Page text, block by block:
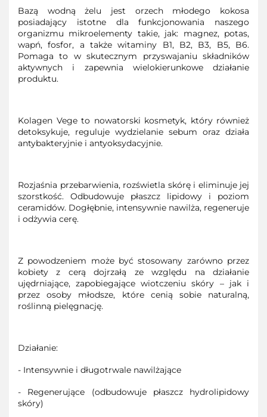
Bazą wodną żelu jest orzech młodego kokosa
posiadający istotne dla funkcjonowania naszego
organizmu mikroelementy takie, jak: magnez, potas,
wapń, fosfor, a także witaminy B1, B2, B3, B5, B6.
Pomaga to w skutecznym przyswajaniu składników
aktywnych i zapewnia wielokierunkowe działanie
produktu.
Kolagen Vege to nowatorski kosmetyk, który również
detoksykuje, reguluje wydzielanie sebum oraz działa
antybakteryjnie i antyoksydacyjnie.
Rozjaśnia przebarwienia, rozświetla skórę i eliminuje jej
szorstkość. Odbudowuje płaszcz lipidowy i poziom
ceramidów. Dogłębnie, intensywnie nawilża, regeneruje
i odżywia cerę.
Z powodzeniem może być stosowany zarówno przez
kobiety z cerą dojrzałą ze względu na działanie
ujędrniające, zapobiegające wiotczeniu skóry – jak i
przez osoby młodsze, które cenią sobie naturalną,
roślinną pielęgnację.
Działanie:
- Intensywnie i długotrwale nawilżające
- Regenerujące (odbudowuje płaszcz hydrolipidowy
skóry)